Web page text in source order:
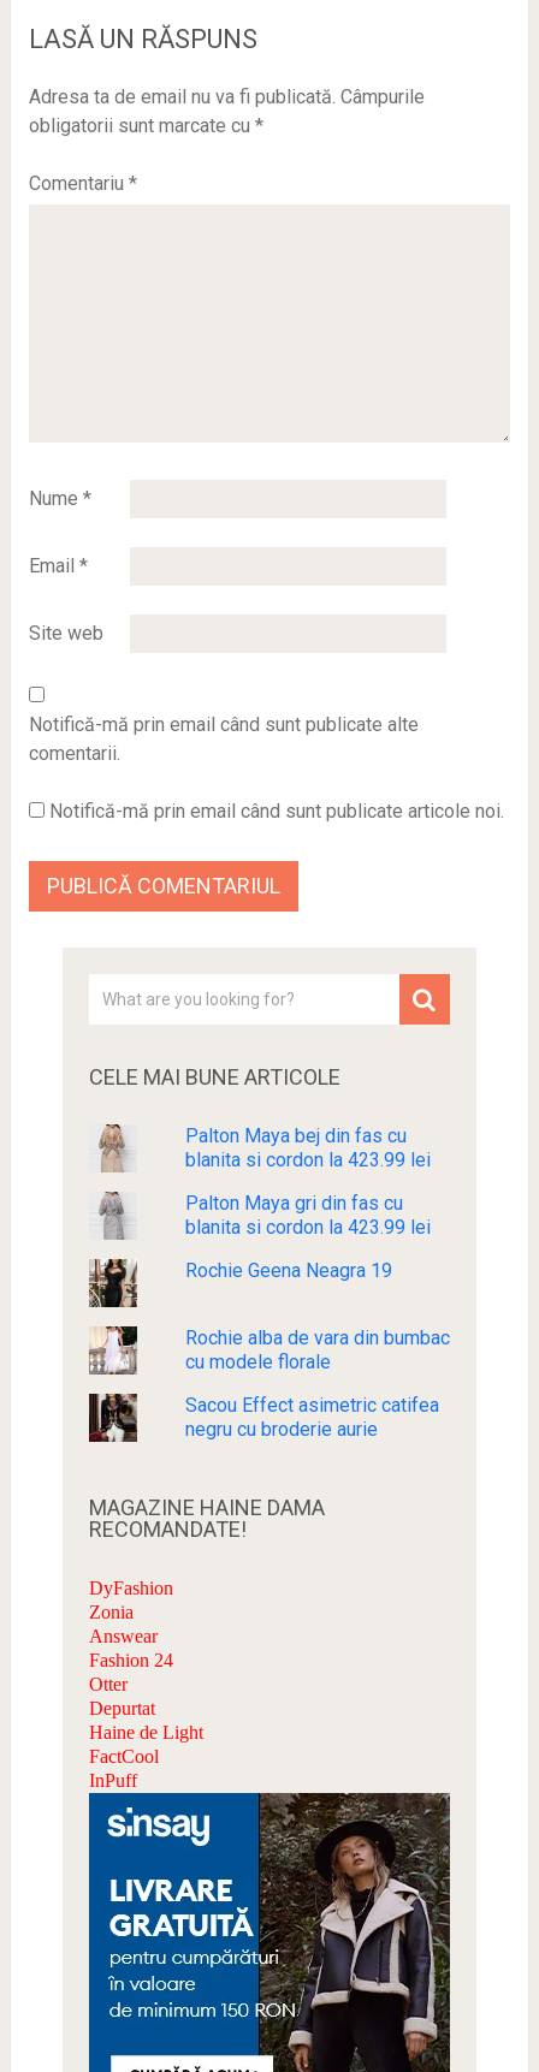
LASĂ UN RĂSPUNS
Adresa ta de email nu va fi publicată. Câmpurile
obligatorii sunt marcate cu *
Comentariu *
Nume *
Email *
Site web
Notifică-mă prin email când sunt publicate alte
comentarii.
Notifică-mă prin email când sunt publicate articole noi.
CELE MAI BUNE ARTICOLE
Palton Maya bej din fas cu
blanita si cordon la 423.99 lei
Palton Maya gri din fas cu
blanita si cordon la 423.99 lei
Rochie Geena Neagra 19
Rochie alba de vara din bumbac
cu modele florale
Sacou Effect asimetric catifea
negru cu broderie aurie
MAGAZINE HAINE DAMA
RECOMANDATE!
DyFashion
Zonia
Answear
Fashion 24
Otter
Depurtat
Haine de Light
FactCool
InPuff